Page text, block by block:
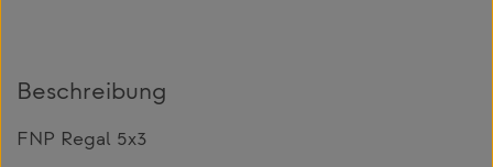
Beschreibung
FNP Regal 5x3